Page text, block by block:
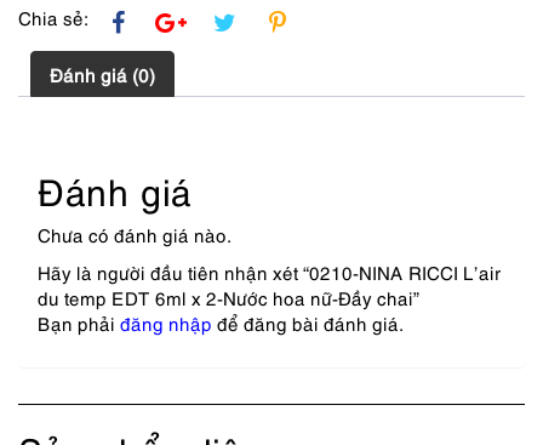
số
Chia sẻ:
Đánh giá (0)
Đánh giá
Chưa có đánh giá nào.
Hãy là người đầu tiên nhận xét “0210-NINA RICCI L’air
du temp EDT 6ml x 2-Nước hoa nữ-Đầy chai”
Bạn phải đăng nhập để đăng bài đánh giá.